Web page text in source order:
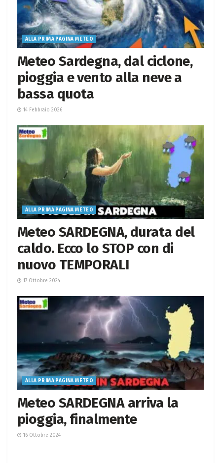
ALLA PRIMA PAGINA METEO
Meteo Sardegna, dal ciclone,
pioggia e vento alla neve a
bassa quota
14 Febbraio 2026
ALLA PRIMA PAGINA METEO
Meteo SARDEGNA, durata del
caldo. Ecco lo STOP con di
nuovo TEMPORALI
17 Ottobre 2024
ALLA PRIMA PAGINA METEO
Meteo SARDEGNA arriva la
pioggia, finalmente
16 Ottobre 2024